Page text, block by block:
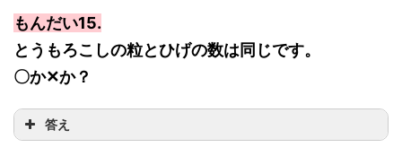
もんだい15.
とうもろこしの粒とひげの数は同じです。
〇か✕か？
答え